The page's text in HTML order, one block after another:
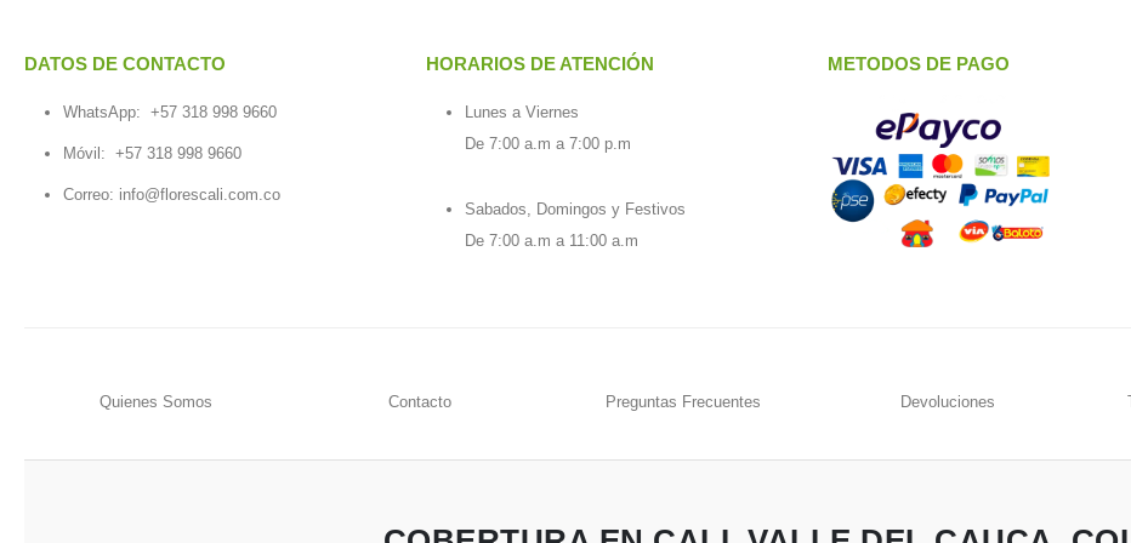
DATOS DE CONTACTO
WhatsApp: +57 318 998 9660
Móvil: +57 318 998 9660
Correo: info@florescali.com.co
HORARIOS DE ATENCIÓN
Lunes a Viernes
De 7:00 a.m a 7:00 p.m
Sabados, Domingos y Festivos
De 7:00 a.m a 11:00 a.m
METODOS DE PAGO
Quienes Somos Contacto Preguntas Frecuentes Devoluciones